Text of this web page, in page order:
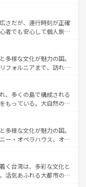
全く異なる文化を体験で
フランス情報はコンテンツ一覧
なお、新着の
照してほしい。
た、優雅なアフタヌーン
い英国パブ、サッカー観
験も豊富。イギリスを旅
さだが、運行時刻が正確
者でも安心して個人旅行
スならではのユニークな
でなく町歩きも満喫する
ため物価も高いが、旅行
できる。 なお、新
を参照してほしい。
多様な文化が魅力の国。
フォルニアまで、訪れる
ッピング、エンターテイ
ットだ。一方、アメリカ
ドキャニオンやイエロー
と美食が融合した独特の
各地域で異なる魅力を楽
歴史を感じることができ
リカ
ほしい。
、多くの島で構成される
もっている。大自然の神
の観光地といえばオアフ
マウイ島やカウアイ島が
輝く海をはじめ、豊かな
を迎えてくれるハワイの
ハワイアンミュージッ
べてがハワイの魅力を彩
多様な文化が魅力の国。
ー・オペラハウス、オー
るウルル（エアーズロッ
やケアンズの熱帯雨林な
カフェやワイン、オージ
く台湾は、多彩な文化と
活気あふれる大都市の台